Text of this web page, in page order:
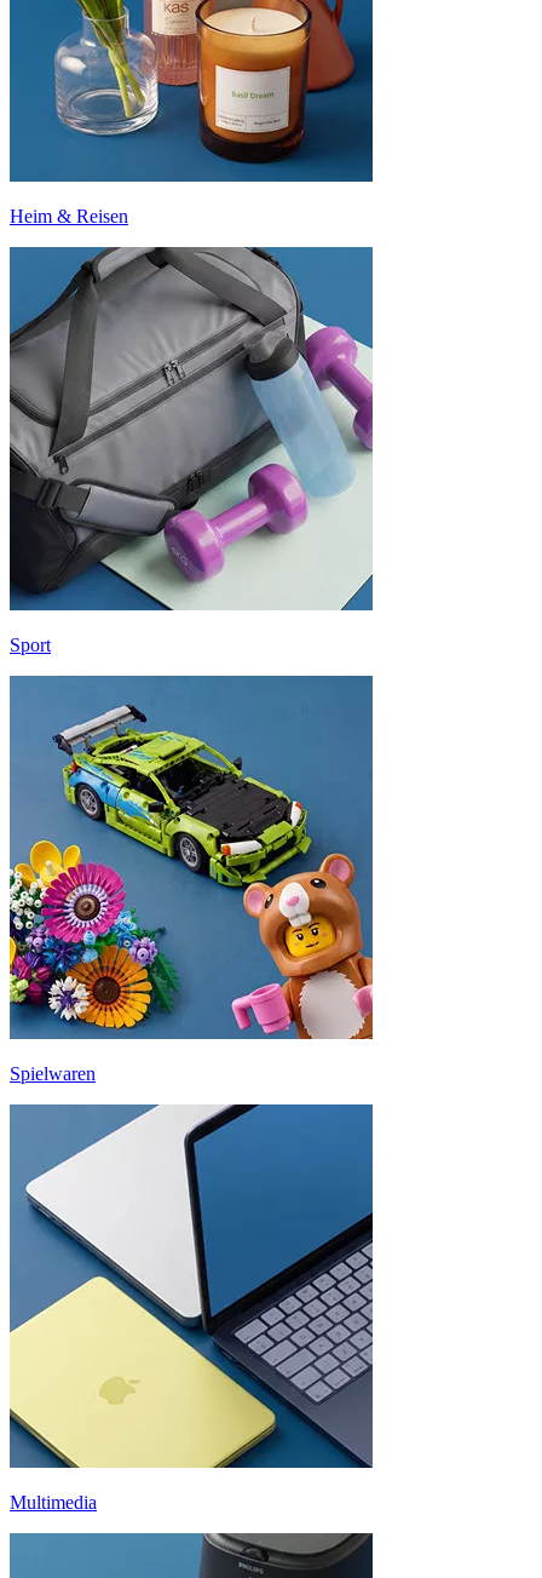
Heim & Reisen
Sport
Spielwaren
Multimedia